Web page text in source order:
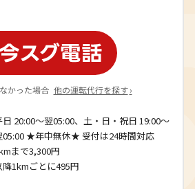
かった場合 他の運転代行を探す ›
日 20:00～翌05:00、土・日・祝日 19:00～
05:00 ★年中無休★ 受付は24時間対応
まで3,300円
降1kmごとに495円